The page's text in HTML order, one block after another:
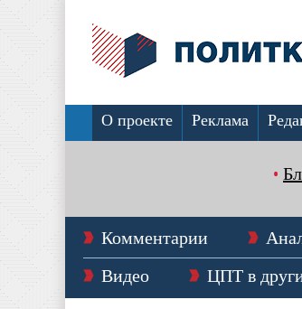
О проекте Реклама
Комментарии
Видео
ЦПТ в